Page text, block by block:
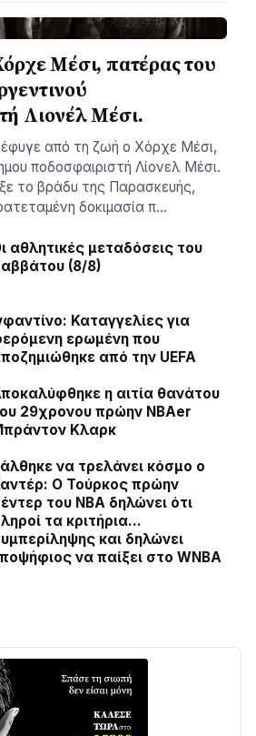
Μέσι, πατέρας του
Λιονέλ Μέσι.
έφυγε από τη ζωή ο Χόρχε Μέσι,
ποδοσφαιριστή Λίονελ Μέσι.
το βράδυ της Παρασκευής,
δοκιμασία π…
αθλητικές μεταδόσεις του
(8/8)
Καταγγελίες για
ερωμένη που
από την UEFA
η αιτία θανάτου
29χρονου πρώην NBAer
Κλαρκ
να τρελάνει κόσμο ο
Ο Τούρκος πρώην
του NBA δηλώνει ότι
τα κριτήρια…
και δηλώνει
να παίξει στο WNBA